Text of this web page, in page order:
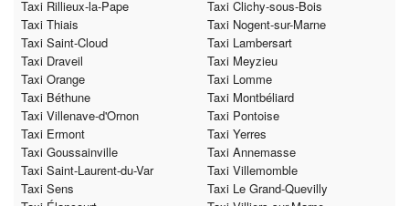
Taxi Rillieux-la-Pape
Taxi Clichy-sous-Bois
Taxi Thiais
Taxi Nogent-sur-Marne
Taxi Saint-Cloud
Taxi Lambersart
Taxi Draveil
Taxi Meyzieu
Taxi Orange
Taxi Lomme
Taxi Béthune
Taxi Montbéliard
Taxi Villenave-d'Ornon
Taxi Pontoise
Taxi Ermont
Taxi Yerres
Taxi Goussainville
Taxi Annemasse
Taxi Saint-Laurent-du-Var
Taxi Villemomble
Taxi Sens
Taxi Le Grand-Quevilly